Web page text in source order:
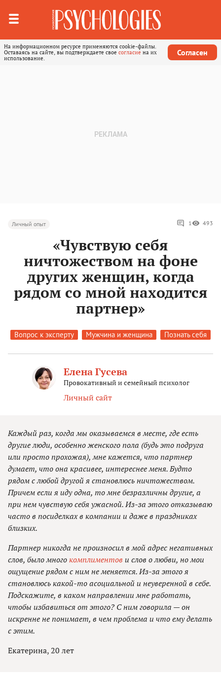
На информационном ресурсе применяются cookie-файлы.
Оставаясь на сайте, вы подтверждаете свое согласие на их
использование.
Согласен
Личный опыт 1 493
«Чувствую себя
ничтожеством на фоне
других женщин, когда
рядом со мной находится
партнер»
Вопрос к эксперту Мужчина и женщина Познать себя
Елена Гусева
Провокативный и семейный психолог
Личный сайт
Каждый раз, когда мы оказываемся в месте, где есть
другие люди, особенно женского пола (будь это подруга
или просто прохожая), мне кажется, что партнер
думает, что она красивее, интереснее меня. Будто
рядом с любой другой я становлюсь ничтожеством.
Причем если я иду одна, то мне безразличны другие, а
при нем чувствую себя ужасной. Из-за этого отказываю
часто в посиделках в компании и даже в праздниках
близких.
Партнер никогда не произносил в мой адрес негативных
слов, было многокомплиментов и слов о любви, но мои
ощущение рядом с ним не меняется. Из-за этого я
становлюсь какой-то асоциальной и неуверенной в себе.
Подскажите, в каком направлении мне работать,
чтобы избавиться от этого? С ним говорила — он
искренне не понимает, в чем проблема и что ему делать
с этим.
Екатерина, 20 лет